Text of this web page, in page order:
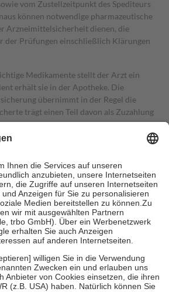
vom Zustellzeitpunkt des Spediteurs
können notwendige pharmazeutische
Arzneimittelsicherheit dienen, die
der Prüfungen einschließlich Klärungen
Medikamente stellt der Arzt ein
erhält sie in der Apotheke. Die
übernimmt in der Regel die
trägt einen Teil davon als Zuzahlung
Zuzahlungen in Höhe von zehn
sind jedoch nie mehr als die tatsächlichen
auch für Online-Apotheken.
Krankenpflege beträgt die
der Kosten sowie zehn Euro je
Versicherten für ihre eigene Gesundheit zu
Stellung der Familie zu unterstützen,
an bei:
bis zum vollendeten 18. Lebensjahr